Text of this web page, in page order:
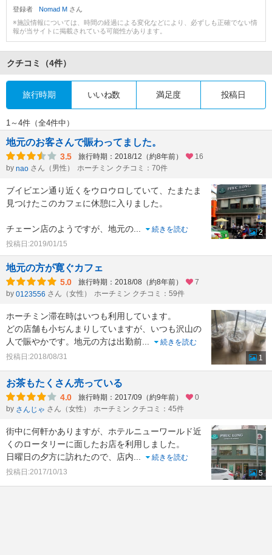
登録者 Nomad M さん
※施設情報については、時間の経過による変化などにより、必ずしも正確でない情
報が当サイトに掲載されている可能性があります。
クチコミ （4件）
旅行時期 いいね数 満足度 投稿日
1～4件（全4件中）
地元のお客さんで賑わってました。
3.5 旅行時期：2018/12（約8年前）
16
by nao さん（男性） ホーチミン クチコミ：70件
ブイビエン通り近くをウロウロしていて、たまたま
見つけたこのカフェに休憩に入りました。
チェーン店のようですが、地元の...
続きを読む
投稿日:2019/01/15
2
地元の方が寛ぐカフェ
5.0 旅行時期：2018/08（約8年前）
7
by 0123556 さん（女性） ホーチミン クチコミ：59件
ホーチミン滞在時はいつも利用しています。
どの店舗も小ぢんまりしていますが、いつも沢山の
人で賑やかです。地元の方は出勤前...
続きを読む
投稿日:2018/08/31
1
お茶もたくさん売っている
4.0 旅行時期：2017/09（約9年前）
0
by さんじゃ さん（女性） ホーチミン クチコミ：45件
街中に何軒かありますが、ホテルニューワールド近
くのロータリーに面したお店を利用しました。
日曜日の夕方に訪れたので、店内...
続きを読む
投稿日:2017/10/13
5